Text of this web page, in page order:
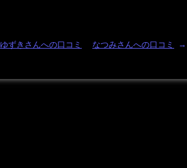
ゆずきさんへの口コミ なつみさんへの口コミ →